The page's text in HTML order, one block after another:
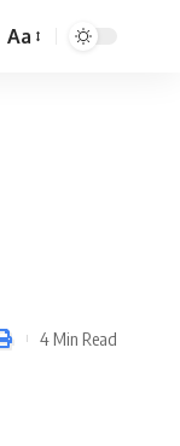
Aa
4 Min Read